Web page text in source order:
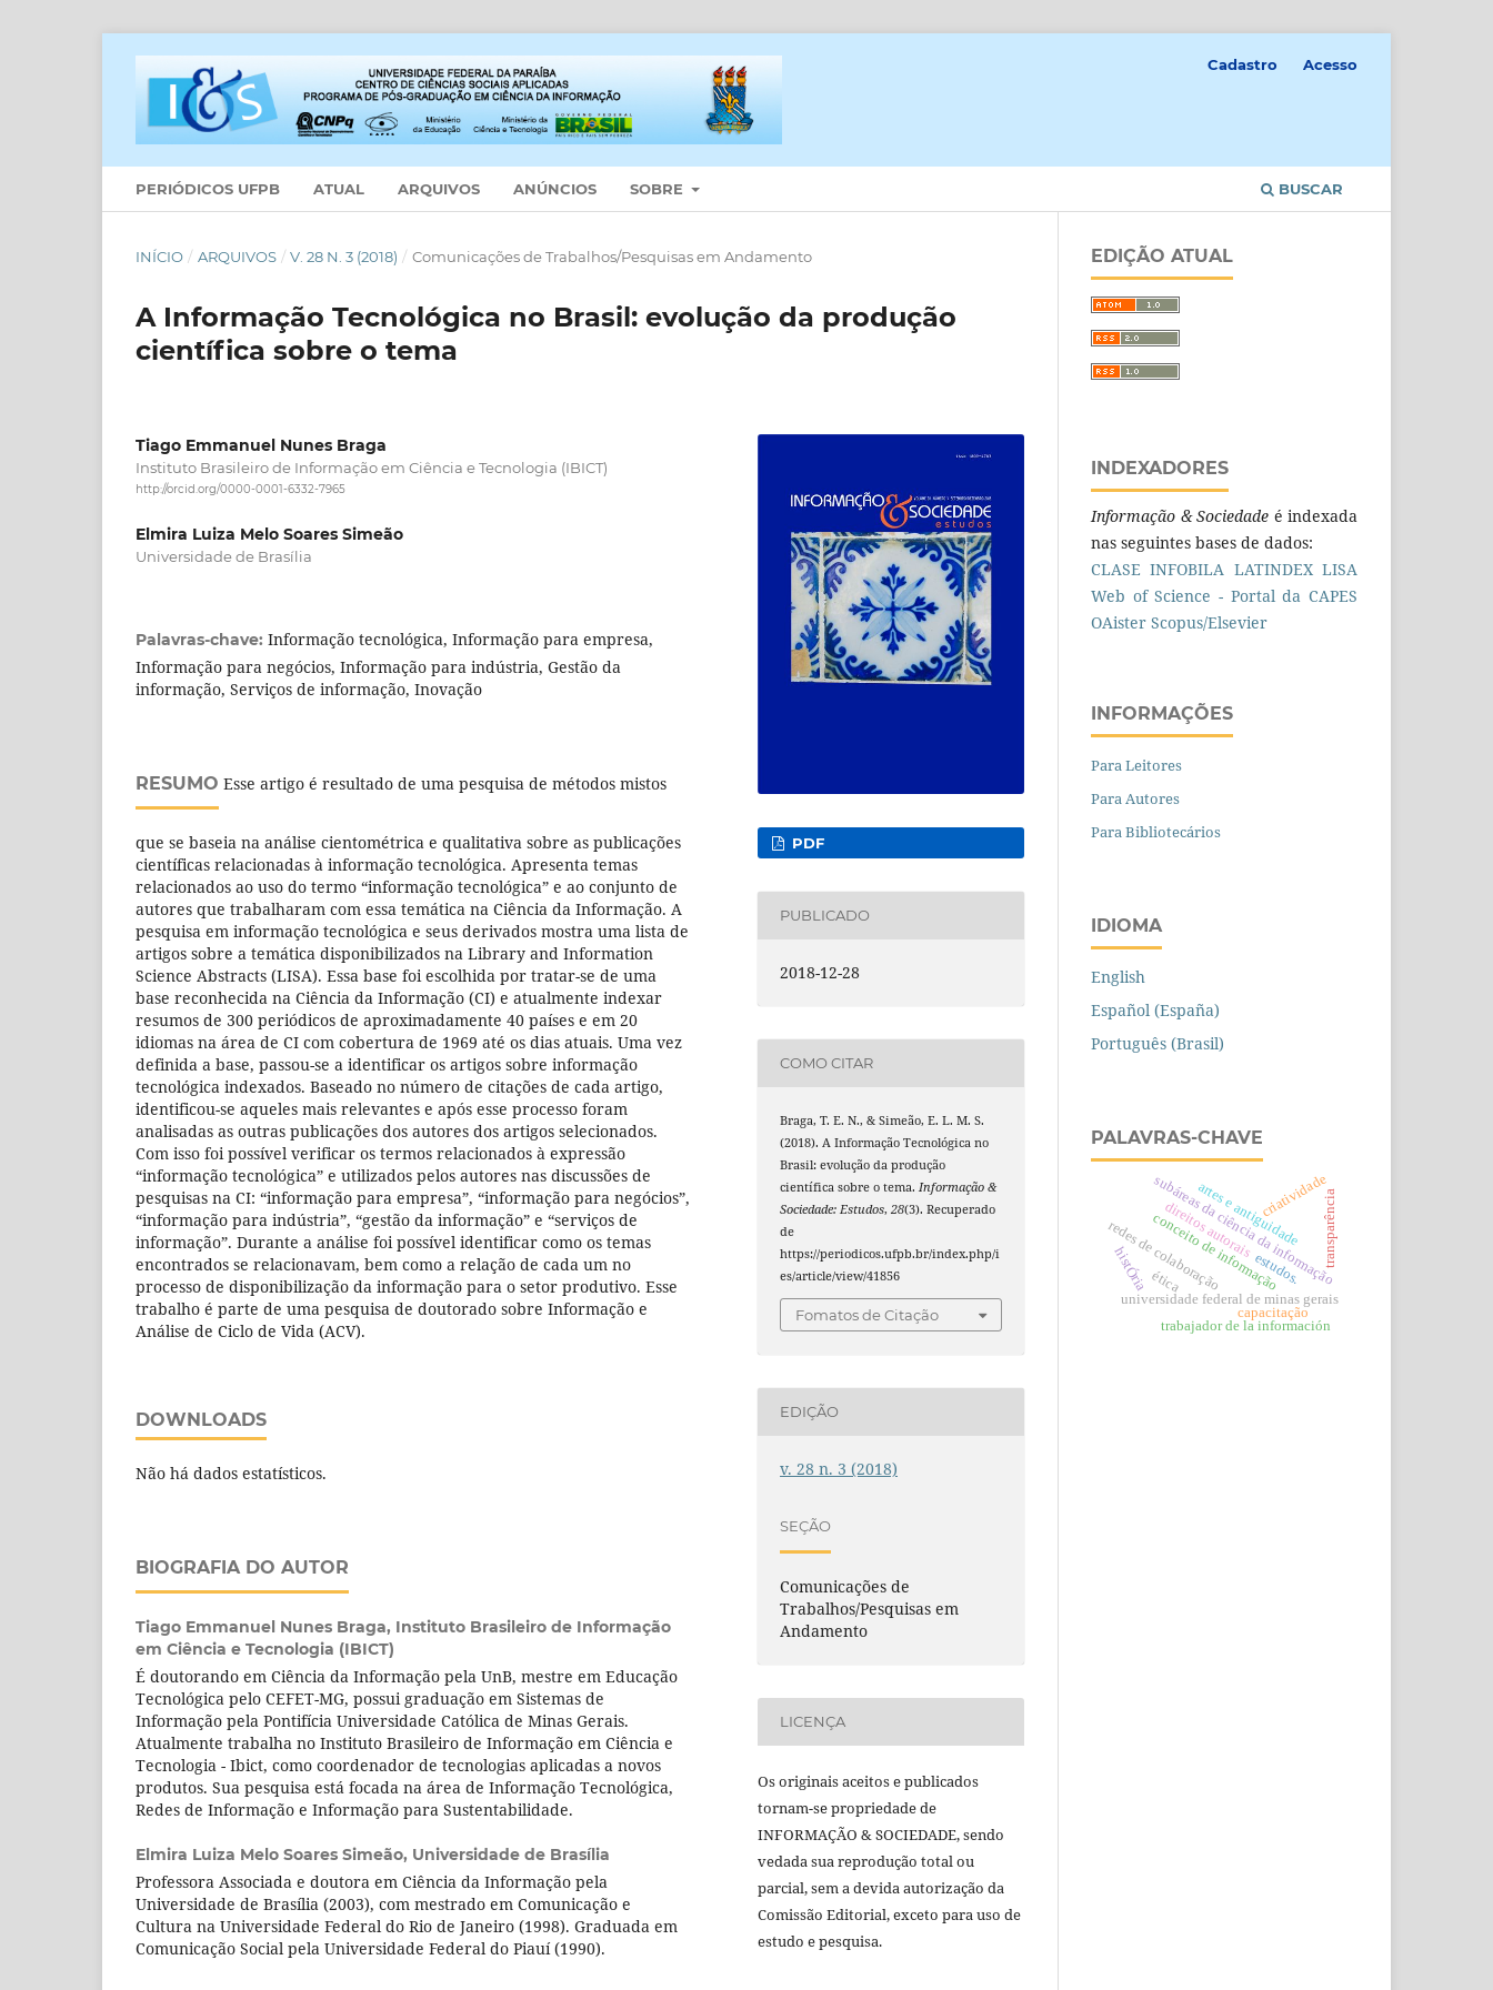
PERIÓDICOS UFPB ATUAL ARQUIVOS ANÚNCIOS SOBRE BUSCAR
Cadastro Acesso
INÍCIO / ARQUIVOS / V. 28 N. 3 (2018) / Comunicações de Trabalhos/Pesquisas em Andamento
A Informação Tecnológica no Brasil: evolução da produção
científica sobre o tema
Tiago Emmanuel Nunes Braga
Instituto Brasileiro de Informação em Ciência e Tecnologia (IBICT)
http://orcid.org/0000-0001-6332-7965
Elmira Luiza Melo Soares Simeão
Universidade de Brasília
Palavras-chave: Informação tecnológica, Informação para empresa,
Informação para negócios, Informação para indústria, Gestão da
informação, Serviços de informação, Inovação
RESUMO Esse artigo é resultado de uma pesquisa de métodos mistos
que se baseia na análise cientométrica e qualitativa sobre as publicações
científicas relacionadas à informação tecnológica. Apresenta temas
relacionados ao uso do termo “informação tecnológica” e ao conjunto de
autores que trabalharam com essa temática na Ciência da Informação. A
pesquisa em informação tecnológica e seus derivados mostra uma lista de
artigos sobre a temática disponibilizados na Library and Information
Science Abstracts (LISA). Essa base foi escolhida por tratar-se de uma
base reconhecida na Ciência da Informação (CI) e atualmente indexar
resumos de 300 periódicos de aproximadamente 40 países e em 20
idiomas na área de CI com cobertura de 1969 até os dias atuais. Uma vez
definida a base, passou-se a identificar os artigos sobre informação
tecnológica indexados. Baseado no número de citações de cada artigo,
identificou-se aqueles mais relevantes e após esse processo foram
analisadas as outras publicações dos autores dos artigos selecionados.
Com isso foi possível verificar os termos relacionados à expressão
“informação tecnológica” e utilizados pelos autores nas discussões de
pesquisas na CI: “informação para empresa”, “informação para negócios”,
“informação para indústria”, “gestão da informação” e “serviços de
informação”. Durante a análise foi possível identificar como os temas
encontrados se relacionavam, bem como a relação de cada um no
processo de disponibilização da informação para o setor produtivo. Esse
trabalho é parte de uma pesquisa de doutorado sobre Informação e
Análise de Ciclo de Vida (ACV).
DOWNLOADS
Não há dados estatísticos.
BIOGRAFIA DO AUTOR
Tiago Emmanuel Nunes Braga, Instituto Brasileiro de Informação
em Ciência e Tecnologia (IBICT)
É doutorando em Ciência da Informação pela UnB, mestre em Educação
Tecnológica pelo CEFET-MG, possui graduação em Sistemas de
Informação pela Pontifícia Universidade Católica de Minas Gerais.
Atualmente trabalha no Instituto Brasileiro de Informação em Ciência e
Tecnologia - Ibict, como coordenador de tecnologias aplicadas a novos
produtos. Sua pesquisa está focada na área de Informação Tecnológica,
Redes de Informação e Informação para Sustentabilidade.
Elmira Luiza Melo Soares Simeão, Universidade de Brasília
Professora Associada e doutora em Ciência da Informação pela
Universidade de Brasília (2003), com mestrado em Comunicação e
Cultura na Universidade Federal do Rio de Janeiro (1998). Graduada em
Comunicação Social pela Universidade Federal do Piauí (1990).
PDF
PUBLICADO
2018-12-28
COMO CITAR
Braga, T. E. N., & Simeão, E. L. M. S.
(2018). A Informação Tecnológica no
Brasil: evolução da produção
científica sobre o tema.Informação &
Sociedade: Estudos,28(3). Recuperado
de
https://periodicos.ufpb.br/index.php/i
es/article/view/41856
Fomatos de Citação
EDIÇÃO
v. 28 n. 3 (2018)
SEÇÃO
Comunicações de
Trabalhos/Pesquisas em
Andamento
LICENÇA
Os originais aceitos e publicados
tornam-se propriedade de
INFORMAÇÃO & SOCIEDADE, sendo
vedada sua reprodução total ou
parcial, sem a devida autorização da
Comissão Editorial, exceto para uso de
estudo e pesquisa.
EDIÇÃO ATUAL
INDEXADORES
Informação & Sociedade é indexada
nas seguintes bases de dados:
CLASE INFOBILA LATINDEX LISA
Web of Science - Portal da CAPES
OAister Scopus/Elsevier
INFORMAÇÕES
Para Leitores
Para Autores
Para Bibliotecários
IDIOMA
English
Español (España)
Português (Brasil)
PALAVRAS-CHAVE
redes de colaboração estudos.
universidade federal de minas gerais
artes e antiguidade
subáreas da ciência da informação
conceito de informação
direitos autorais
criatividade
histÓria
capacitação
trabajador de la información
transparência
ética